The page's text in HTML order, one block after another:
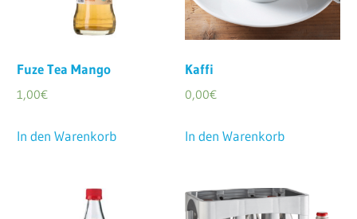
Fuze Tea Mango
1,00€
In den Warenkorb
Kaffi
0,00€
In den Warenkorb